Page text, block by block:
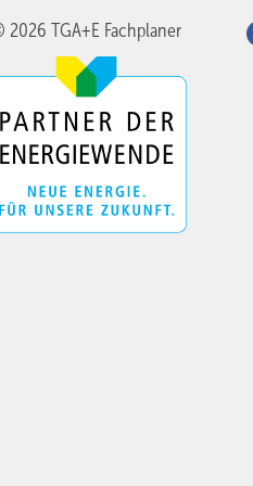
2026 TGA+E Fachplaner